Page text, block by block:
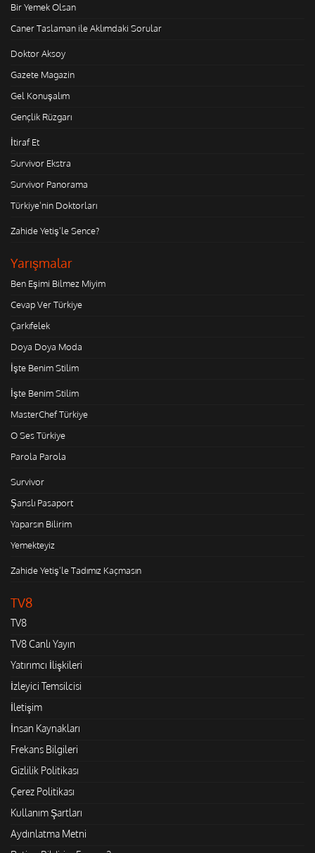
Bir Yemek Olsan
Caner Taslaman ile Aklımdaki Sorular
Doktor Aksoy
Gazete Magazin
Gel Konuşalım
Gençlik Rüzgarı
İtiraf Et
Survivor Ekstra
Survivor Panorama
Türkiye'nin Doktorları
Zahide Yetiş'le Sence?
Yarışmalar
Ben Eşimi Bilmez Miyim
Cevap Ver Türkiye
Çarkıfelek
Doya Doya Moda
İşte Benim Stilim
İşte Benim Stilim
MasterChef Türkiye
O Ses Türkiye
Parola Parola
Survivor
Şanslı Pasaport
Yaparsın Bilirim
Yemekteyiz
Zahide Yetiş'le Tadımız Kaçmasın
TV8
TV8
TV8 Canlı Yayın
Yatırımcı İlişkileri
İzleyici Temsilcisi
İletişim
İnsan Kaynakları
Frekans Bilgileri
Gizlilik Politikası
Çerez Politikası
Kullanım Şartları
Aydınlatma Metni